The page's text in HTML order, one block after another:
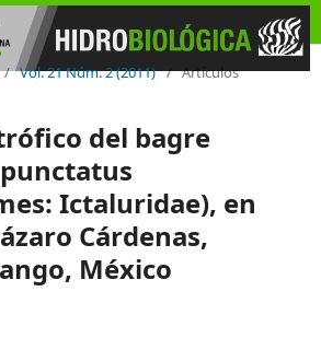
/ Vol. 21 Núm. 2 (2011) / Artículos
del bagre
Ictaluridae), en
Cárdenas,
México